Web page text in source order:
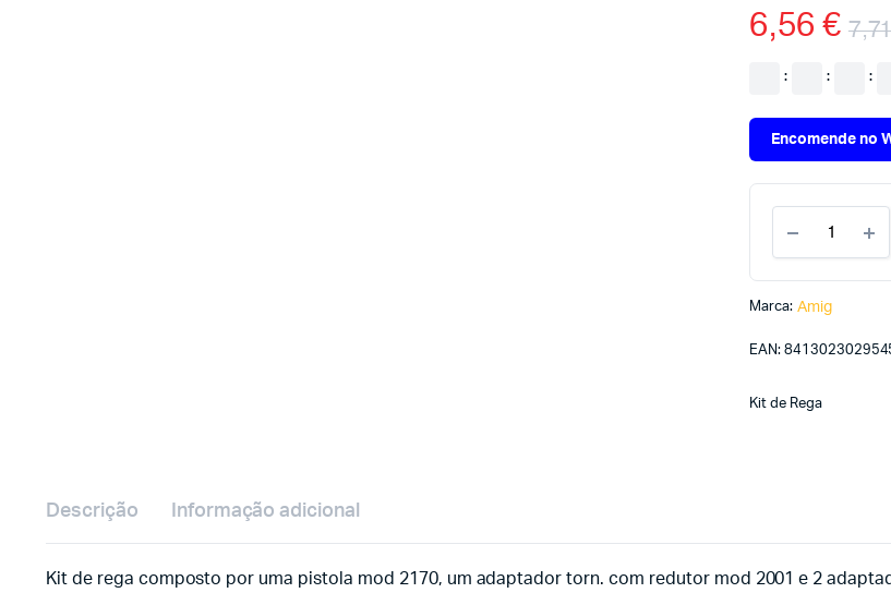
6,56€
: : :
Encomende no
Marca: Amig
EAN:
Kit de Rega
Descrição Informação adicional
Kit de rega composto por uma pistola mod 2170, um adaptador torn. com redutor mod 2001 e 2